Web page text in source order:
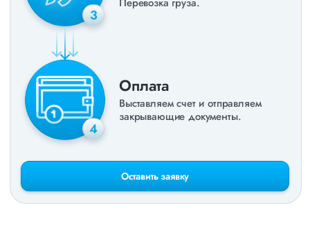
3
4
Оплата
Выставляем счет и отправляем
закрывающие документы.
Оставить заявку